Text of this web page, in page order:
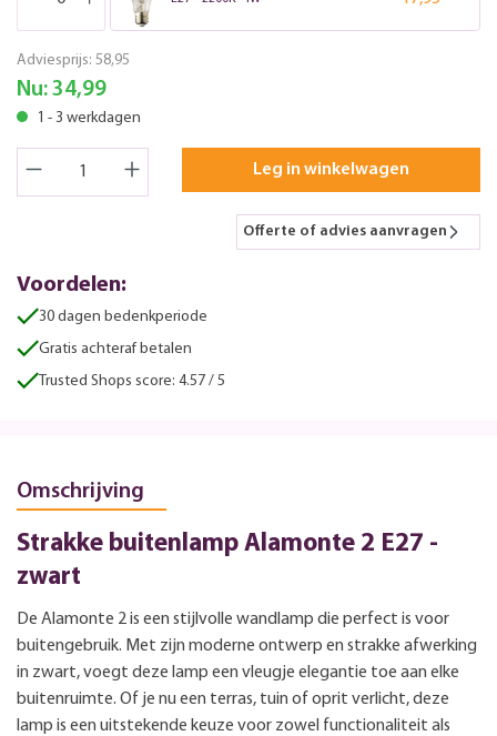
Adviesprijs: 58,95
Nu: 34,99
1 - 3 werkdagen
Leg in winkelwagen
Offerte of advies aanvragen
Voordelen:
30 dagen bedenkperiode
Gratis achteraf betalen
Trusted Shops score: 4.57 / 5
Omschrijving
Strakke buitenlamp Alamonte 2 E27 -
zwart
De Alamonte 2 is een stijlvolle wandlamp die perfect is voor
buitengebruik. Met zijn moderne ontwerp en strakke afwerking
in zwart, voegt deze lamp een vleugje elegantie toe aan elke
buitenruimte. Of je nu een terras, tuin of oprit verlicht, deze
lamp is een uitstekende keuze voor zowel functionaliteit als